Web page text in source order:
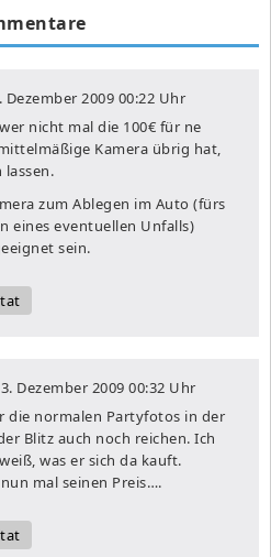
Dezember 2009 00:22 Uhr
nicht mal die 100€ für ne
Kamera übrig hat,
lassen.
zum Ablegen im Auto (fürs
eines eventuellen Unfalls)
sein.
Dezember 2009 00:32 Uhr
die normalen Partyfotos in der
Blitz auch noch reichen. Ich
was er sich da kauft.
mal seinen Preis….